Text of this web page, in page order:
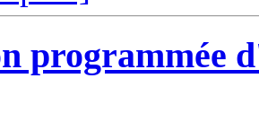
programmée